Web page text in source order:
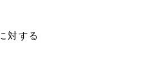
対する